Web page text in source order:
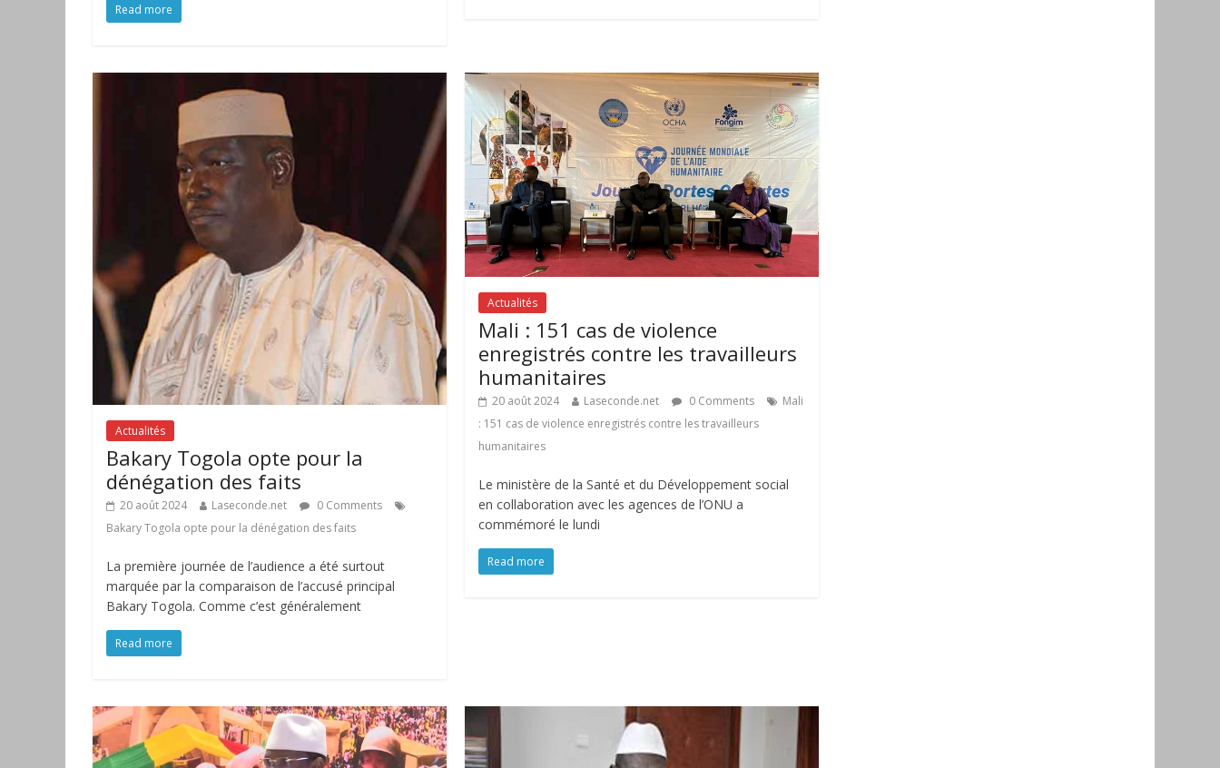
Read more
Actualités
Bakary Togola opte pour la
dénégation des faits
20 août 2024 Laseconde.net
0 Comments
Bakary Togola opte pour la dénégation des faits
La première journée de l’audience a été surtout
marquée par la comparaison de l’accusé principal
Bakary Togola. Comme c’est généralement
Read more
Actualités
Mali : 151 cas de violence
enregistrés contre les travailleurs
humanitaires
20 août 2024 Laseconde.net 0 Comments
Mali
: 151 cas de violence enregistrés contre les travailleurs
humanitaires
Le ministère de la Santé et du Développement social
en collaboration avec les agences de l’ONU a
commémoré le lundi
Read more